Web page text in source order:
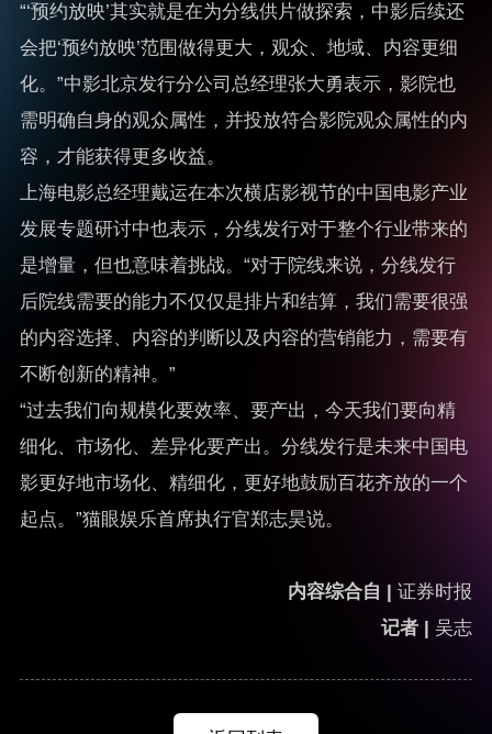
“‘预约放映’其实就是在为分线供片做探索，中影后续还
会把‘预约放映’范围做得更大，观众、地域、内容更细
化。”中影北京发行分公司总经理张大勇表示，影院也
需明确自身的观众属性，并投放符合影院观众属性的内
容，才能获得更多收益。
上海电影总经理戴运在本次横店影视节的中国电影产业
发展专题研讨中也表示，分线发行对于整个行业带来的
是增量，但也意味着挑战。“对于院线来说，分线发行
后院线需要的能力不仅仅是排片和结算，我们需要很强
的内容选择、内容的判断以及内容的营销能力，需要有
不断创新的精神。”
“过去我们向规模化要效率、要产出，今天我们要向精
细化、市场化、差异化要产出。分线发行是未来中国电
影更好地市场化、精细化，更好地鼓励百花齐放的一个
起点。”猫眼娱乐首席执行官郑志昊说。
内容综合自 |证券时报
记者 |吴志